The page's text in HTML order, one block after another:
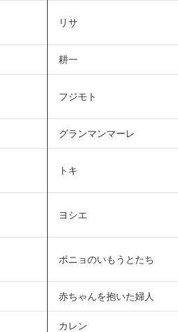
リサ
耕一
フジモト
グランマンマーレ
トキ
ヨシエ
ポニョのいもうとたち
赤ちゃんを抱いた婦人
カレン